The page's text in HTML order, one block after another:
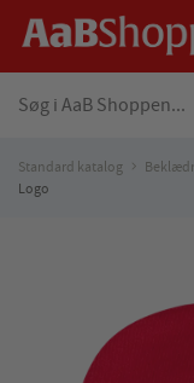
Standard katalog
Logo